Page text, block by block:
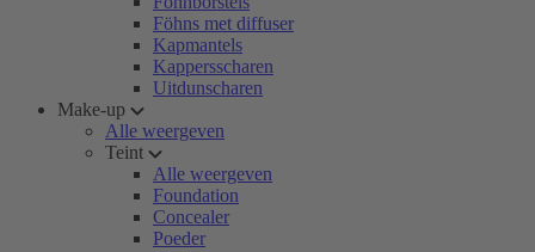
Föhns met diffuser
Kapmantels
Kappersscharen
Uitdunscharen
Make-up
Alle weergeven
Teint
Alle weergeven
Foundation
Concealer
Poeder